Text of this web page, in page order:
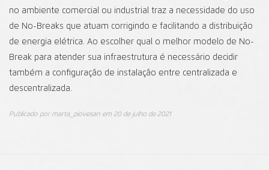
no ambiente comercial ou industrial traz a necessidade do uso
de No-Breaks que atuam corrigindo e facilitando a distribuição
de energia elétrica. Ao escolher qual o melhor modelo de No-
Break para atender sua infraestrutura é necessário decidir
também a configuração de instalação entre centralizada e
descentralizada.
Publicado por marta_piovesan em 20 de julho de 2021